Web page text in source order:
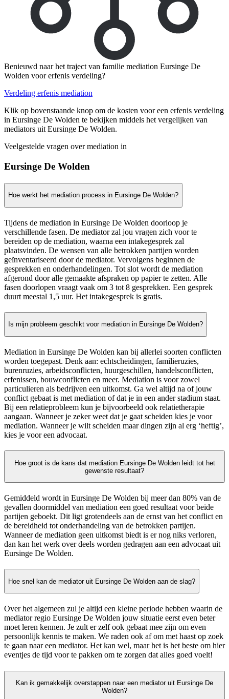
Benieuwd naar het traject van familie mediation Eursinge De
Wolden voor erfenis verdeling?
Verdeling erfenis mediation
Klik op bovenstaande knop om de kosten voor een erfenis verdeling
in Eursinge De Wolden te bekijken middels het vergelijken van
mediators uit Eursinge De Wolden.
Veelgestelde vragen over mediation in
Eursinge De Wolden
Hoe werkt het mediation process in Eursinge De Wolden?
Tijdens de mediation in Eursinge De Wolden doorloop je
verschillende fasen. De mediator zal jou vragen zich voor te
bereiden op de mediation, waarna een intakegesprek zal
plaatsvinden. De wensen van alle betrokken partijen worden
geïnventariseerd door de mediator. Vervolgens beginnen de
gesprekken en onderhandelingen. Tot slot wordt de mediation
afgerond door alle gemaakte afspraken op papier te zetten. Alle
fasen doorlopen vraagt vaak om 3 tot 8 gesprekken. Een gesprek
duurt meestal 1,5 uur. Het intakegesprek is gratis.
Is mijn probleem geschikt voor mediation in Eursinge De Wolden?
Mediation in Eursinge De Wolden kan bij allerlei soorten conflicten
worden toegepast. Denk aan: echtscheidingen, familieruzies,
burenruzies, arbeidsconflicten, huurgeschillen, handelsconflicten,
erfenissen, bouwconflicten en meer. Mediation is voor zowel
particulieren als bedrijven een uitkomst. Ga wel altijd na of jouw
conflict gebaat is met mediation of dat je in een ander stadium staat.
Bij een relatieprobleem kun je bijvoorbeeld ook relatietherapie
aangaan. Wanneer je zeker weet dat je gaat scheiden kies je voor
mediation. Wanneer je wilt scheiden maar dingen zijn al erg ‘heftig’,
kies je voor een advocaat.
Hoe groot is de kans dat mediation Eursinge De Wolden leidt tot het
gewenste resultaat?
Gemiddeld wordt in Eursinge De Wolden bij meer dan 80% van de
gevallen doormiddel van mediation een goed resultaat voor beide
partijen geboekt. Dit ligt grotendeels aan de ernst van het conflict en
de bereidheid tot onderhandeling van de betrokken partijen.
Wanneer de mediation geen uitkomst biedt is er nog niks verloren,
dan kan het werk over deels worden gedragen aan een advocaat uit
Eursinge De Wolden.
Hoe snel kan de mediator uit Eursinge De Wolden aan de slag?
Over het algemeen zul je altijd een kleine periode hebben waarin de
mediator regio Eursinge De Wolden jouw situatie eerst even beter
moet leren kennen. Je zult er zelf ook gebaat mee zijn om even
persoonlijk kennis te maken. We raden ook af om met haast op zoek
te gaan naar een mediator. Het kan wel, maar het is het beste om hier
eventjes de tijd voor te pakken om te zorgen dat alles goed voelt!
Kan ik gemakkelijk overstappen naar een mediator uit Eursinge De
Wolden?